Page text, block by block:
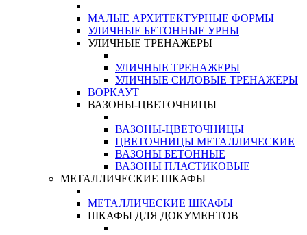
МАЛЫЕ АРХИТЕКТУРНЫЕ ФОРМЫ
УЛИЧНЫЕ БЕТОННЫЕ УРНЫ
УЛИЧНЫЕ ТРЕНАЖЕРЫ
УЛИЧНЫЕ ТРЕНАЖЕРЫ
УЛИЧНЫЕ СИЛОВЫЕ ТРЕНАЖЁРЫ
ВОРКАУТ
ВАЗОНЫ-ЦВЕТОЧНИЦЫ
ВАЗОНЫ-ЦВЕТОЧНИЦЫ
ЦВЕТОЧНИЦЫ МЕТАЛЛИЧЕСКИЕ
ВАЗОНЫ БЕТОННЫЕ
ВАЗОНЫ ПЛАСТИКОВЫЕ
МЕТАЛЛИЧЕСКИЕ ШКАФЫ
МЕТАЛЛИЧЕСКИЕ ШКАФЫ
ШКАФЫ ДЛЯ ДОКУМЕНТОВ